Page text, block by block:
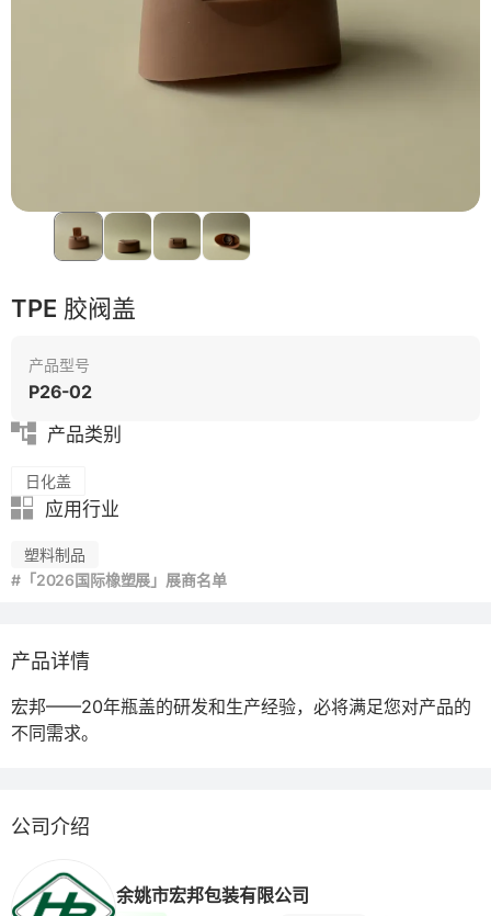
安全包装技术
TPE 胶阀盖
产品型号
P26-02
产品类别
日化盖
应用行业
塑料制品
#「2026国际橡塑展」展商名单
产品详情
宏邦——20年瓶盖的研发和生产经验，必将满足您对产品的
不同需求。
公司介绍
余姚市宏邦包装有限公司